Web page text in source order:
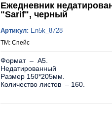
Ежедневник
"Sarif", черный
Артикул: En5k_8728
ТМ: Спейс
Формат – A5.
Недатированный
Размер 150*205мм.
Количество листов – 160.